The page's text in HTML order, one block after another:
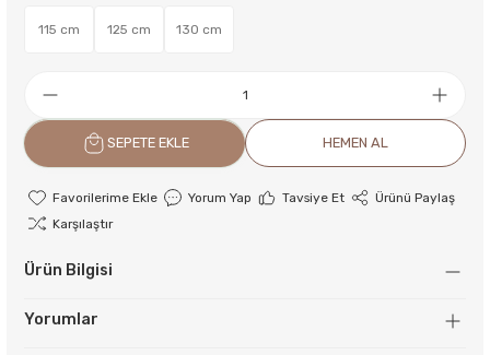
115 cm 125 cm 130 cm
SEPETE EKLE HEMEN AL
Yorum Yap Tavsiye Et
Ürünü Paylaş
Karşılaştır
Ürün Bilgisi
Yorumlar